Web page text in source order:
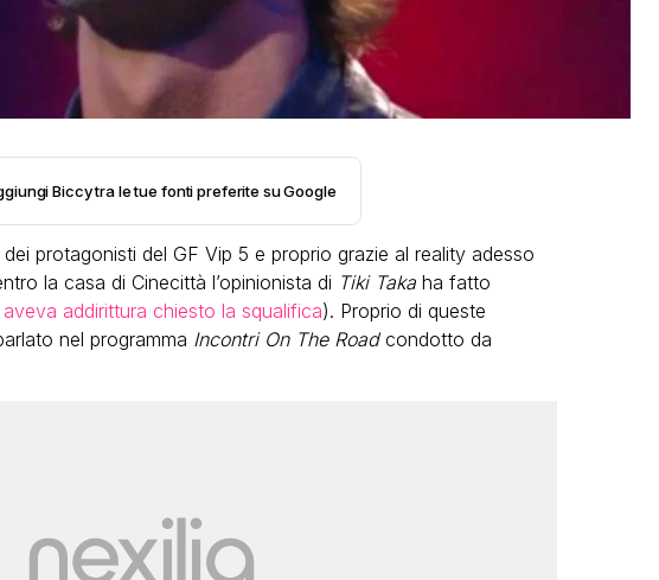
Biccy tra le tue fonti preferite su Google
protagonisti del GF Vip 5 e proprio grazie al reality adesso
la casa di Cinecittà l’opinionista di Tiki Takaha fatto
addirittura chiesto la squalifica). Proprio di queste
nel programma Incontri On The Roadcondotto da